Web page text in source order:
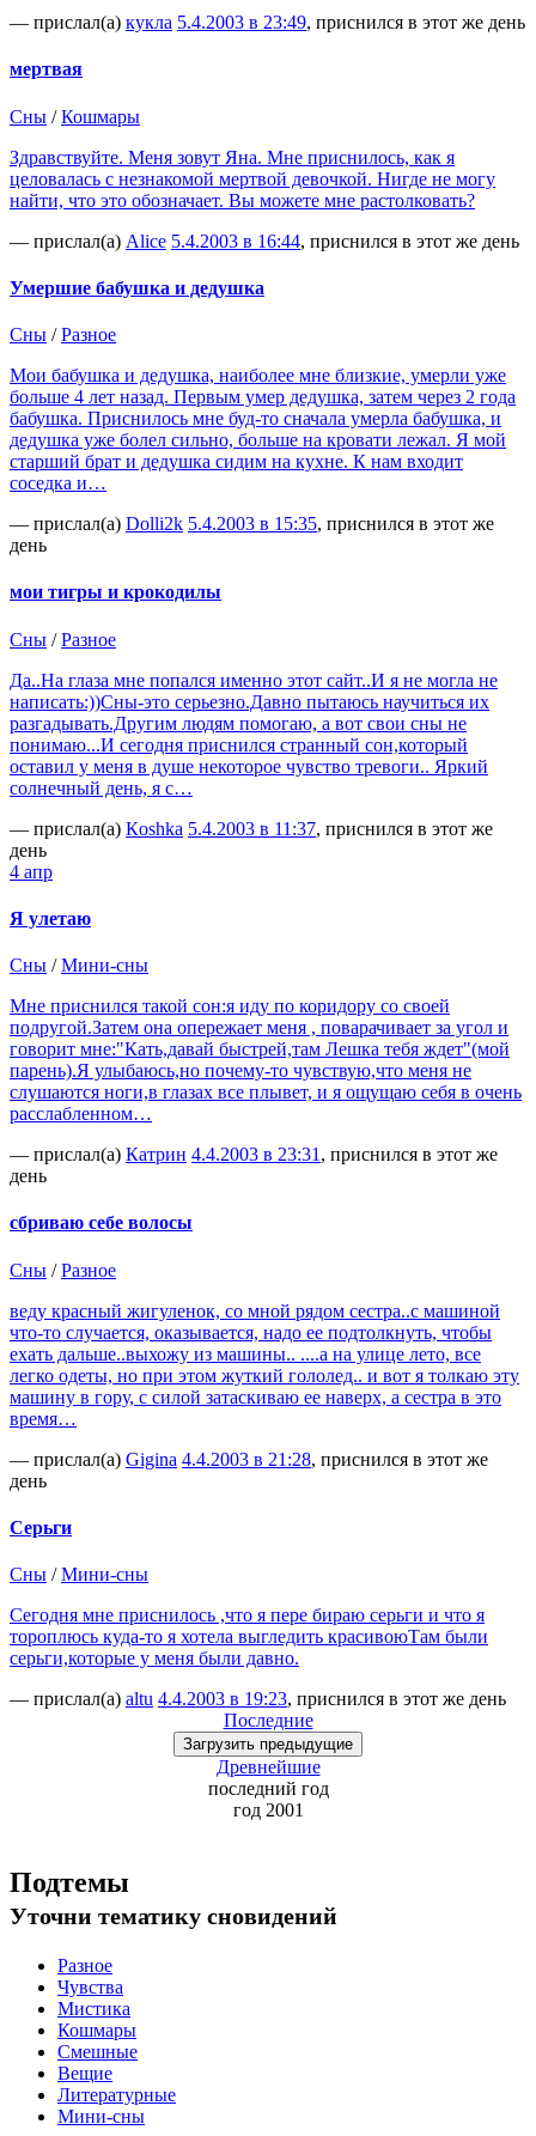
— прислал(а) кукла 5.4.2003 в 23:49, приснился в этот же день
мертвая
Сны /Кошмары
Здравствуйте. Меня зовут Яна. Мне приснилось, как я
целовалась с незнакомой мертвой девочкой. Нигде не могу
найти, что это обозначает. Вы можете мне растолковать?
— прислал(а) Alice 5.4.2003 в 16:44, приснился в этот же день
Умершие бабушка и дедушка
Сны /Разное
Мои бабушка и дедушка, наиболее мне близкие, умерли уже
больше 4 лет назад. Первым умер дедушка, затем через 2 года
бабушка. Приснилось мне буд-то сначала умерла бабушка, и
дедушка уже болел сильно, больше на кровати лежал. Я мой
старший брат и дедушка сидим на кухне. К нам входит
соседка и…
— прислал(а) Dolli2k 5.4.2003 в 15:35, приснился в этот же
день
мои тигры и крокодилы
Сны /Разное
Да..На глаза мне попался именно этот сайт..И я не могла не
написать:))Сны-это серьезно.Давно пытаюсь научиться их
разгадывать.Другим людям помогаю, а вот свои сны не
понимаю...И сегодня приснился странный сон,который
оставил у меня в душе некоторое чувство тревоги.. Яркий
солнечный день, я с…
— прислал(а) Кoshka 5.4.2003 в 11:37, приснился в этот же
день
4 апр
Я улетаю
Сны /Мини-сны
Мне приснился такой сон:я иду по коридору со своей
подругой.Затем она опережает меня , поварачивает за угол и
говорит мне:"Кать,давай быстрей,там Лешка тебя ждет"(мой
парень).Я улыбаюсь,но почему-то чувствую,что меня не
слушаются ноги,в глазах все плывет, и я ощущаю себя в очень
расслабленном…
— прислал(а) Катрин 4.4.2003 в 23:31 , приснился в этот же
день
сбриваю себе волосы
Сны /Разное
веду красный жигуленок, со мной рядом сестра..с машиной
что-то случается, оказывается, надо ее подтолкнуть, чтобы
ехать дальше..выхожу из машины.. ....а на улице лето, все
легко одеты, но при этом жуткий гололед.. и вот я толкаю эту
машину в гору, с силой затаскиваю ее наверх, а сестра в это
время…
— прислал(а) Gigina 4.4.2003 в 21:28, приснился в этот же
день
Серьги
Сны /Мини-сны
Сегодня мне приснилось ,что я пере бираю серьги и что я
тороплюсь куда-то я хотела выгледить красивоюТам были
серьги,которые у меня были давно.
— прислал(а) altu 4.4.2003 в 19:23, приснился в этот же день
Последние
Загрузить предыдущие
Древнейшие
последний год
год 2001
Подтемы
Уточни тематику сновидений
Разное
Чувства
Мистика
Кошмары
Смешные
Вещие
Литературные
Мини-сны